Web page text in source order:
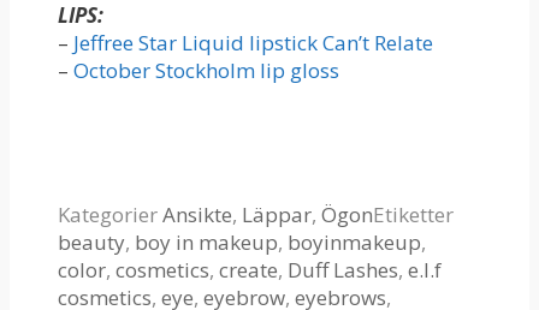
LIPS:
– Jeffree Star Liquid lipstick Can’t Relate
– October Stockholm lip gloss
KategorierAnsikte, Läppar, ÖgonEtiketter
beauty, boy in makeup, boyinmakeup,
color, cosmetics, create, Duff Lashes, e.l.f
cosmetics, eye, eyebrow, eyebrows,